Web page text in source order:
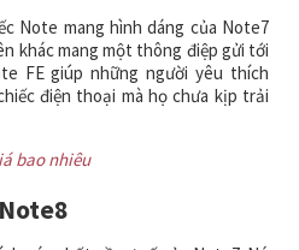
Note mang hình dáng của Note7
khác mang một thông điệp gửi tới
FE giúp những người yêu thích
điện thoại mà họ chưa kịp trải
bao nhiêu